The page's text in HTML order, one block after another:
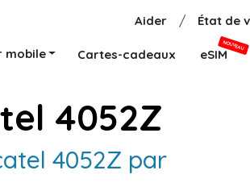
Aider / État de
mobile Cartes-cadeaux eSIM
NOUVEAU
4052Z
4052Z par